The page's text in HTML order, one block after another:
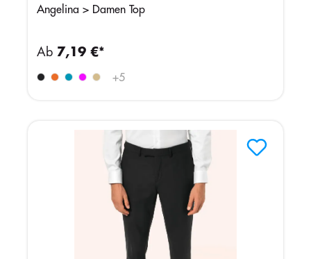
Angelina > Damen Top
+5
Ab 7,19 €*